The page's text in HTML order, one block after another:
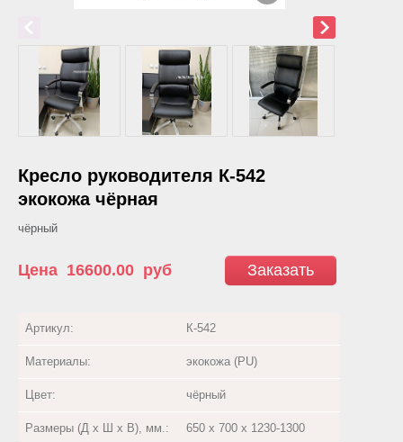
Кресло руководителя К-542
экокожа чёрная
чёрный
Заказать
Цена 16600.00 руб
Артикул: К-542
Материалы: экокожа (PU)
Цвет: чёрный
Размеры (Д х Ш х В), мм.: 650 х 700 х 1230-1300